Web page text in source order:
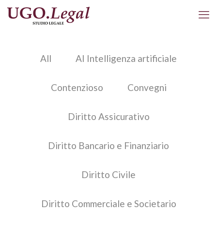
All AI Intelligenza artificiale
Contenzioso Convegni
Diritto Assicurativo
Diritto Bancario e Finanziario
Diritto Civile
Diritto Commerciale e Societario